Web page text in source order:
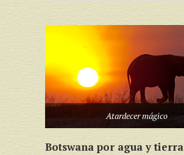
Atardecer mágico
Botswana por agua y tierra